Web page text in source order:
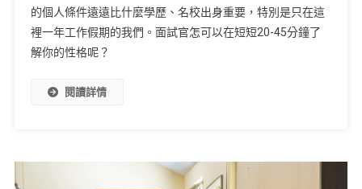
的個人條件遠遠比什麼學歷、名校出身重要，特別是只在這
裡一年工作假期的我們。面試官怎可以在短短20-45分鐘了
解你的性格呢？
閱讀詳情